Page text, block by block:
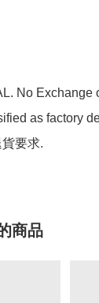
No Exchange
as factory
要求.
商品